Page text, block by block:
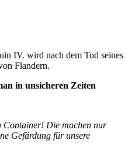
IV. wird nach dem Tod seines
Flandern.
in unsicheren Zeiten
Container! Die machen nur
Gefärdung für unsere